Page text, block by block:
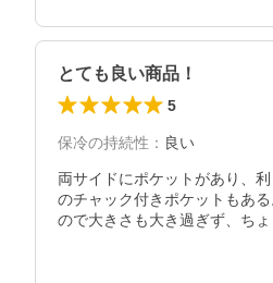
とても良い商品！
5
保冷の持続性 ： 良い
両サイドにポケットがあり、
のチャック付きポケットもあ
ので大きさも大き過ぎず、ち